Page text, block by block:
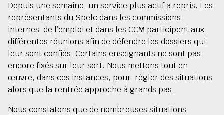
Depuis une semaine, un service plus actif a repris. Les
représentants du Spelc dans les commissions
internes de l’emploi et dans les CCM participent aux
différentes réunions afin de défendre les dossiers qui
leur sont confiés. Certains enseignants ne sont pas
encore fixés sur leur sort. Nous mettons tout en
œuvre, dans ces instances, pour régler des situations
alors que la rentrée approche à grands pas.
Nous constatons que de nombreuses situations